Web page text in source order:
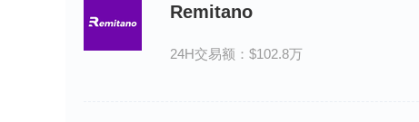
Remitano
24H交易额：$102.8万